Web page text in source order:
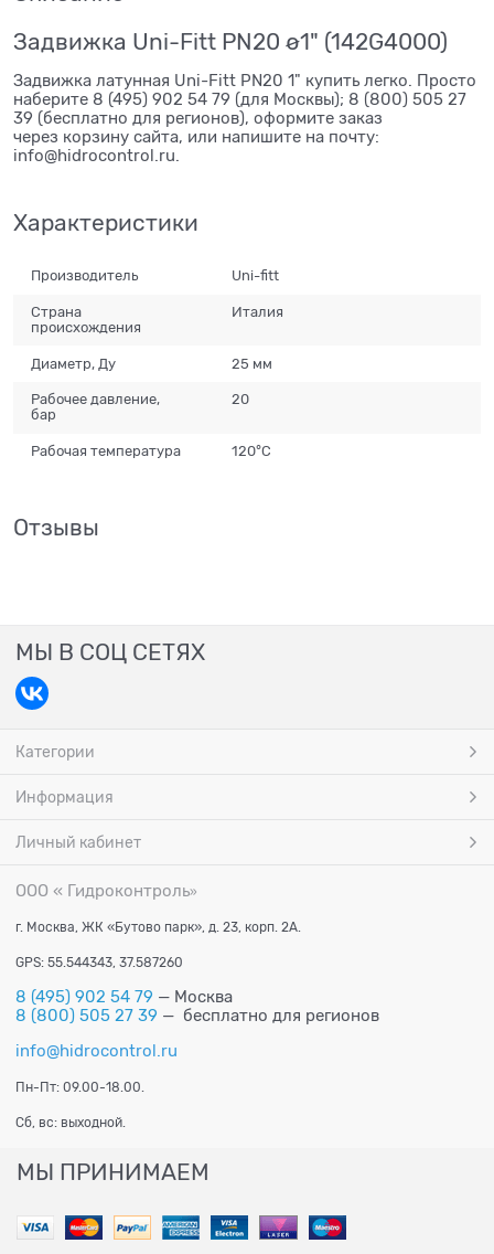
Задвижка Uni-Fitt PN20 ø1" (142G4000)
Задвижка латунная Uni-Fitt PN20 1" купить легко. Просто
наберите 8 (495) 902 54 79 (для Москвы); 8 (800) 505 27
39 (бесплатно для регионов), оформите заказ
через корзину сайта, или напишите на почту:
info@hidrocontrol.ru.
Характеристики
Производитель Uni-fitt
Страна
происхождения
Италия
Диаметр, Ду 25 мм
Рабочее давление,
бар
20
Рабочая температура 120°С
Отзывы
МЫ В СОЦ СЕТЯХ
Категории
Информация
Личный кабинет
ООО « Гидроконтроль»
г. Москва, ЖК «Бутово парк», д. 23, корп. 2А.
GPS: 55.544343, 37.587260
8 (495) 902 54 79 — Москва
8 (800) 505 27 39 — бесплатно для регионов
info@hidrocontrol.ru
Пн-Пт: 09.00-18.00.
Сб, вс: выходной.
МЫ ПРИНИМАЕМ